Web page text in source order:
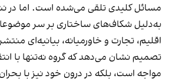
مسائل کلیدی تلقی می‌شده است. اما در
به‌دلیل شکاف‌های ساختاری بر سر
اقلیم، تجارت و خاورمیانه، بیانیه‌ای
تصمیم نشان می‌دهد که گروه نه‌تنها با
مواجه است، بلکه در درون خود نیز با